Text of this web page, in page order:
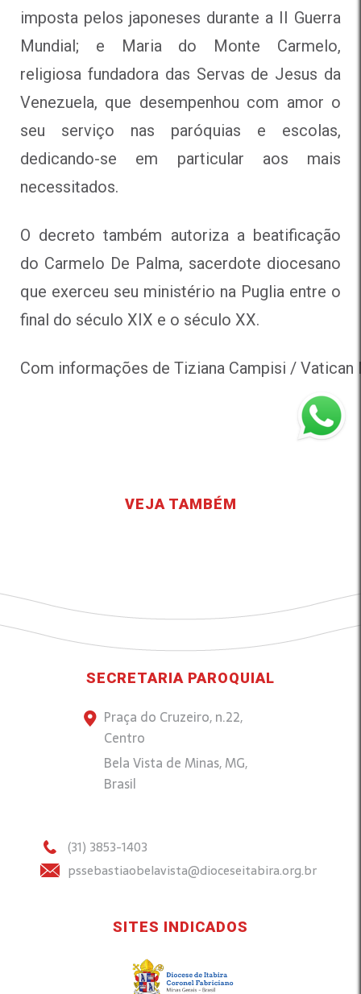
imposta pelos japoneses durante a II Guerra
Mundial; e Maria do Monte Carmelo,
religiosa fundadora das Servas de Jesus da
Venezuela, que desempenhou com amor o
seu serviço nas paróquias e escolas,
dedicando-se em particular aos mais
necessitados.
O decreto também autoriza a beatificação
do Carmelo De Palma, sacerdote diocesano
que exerceu seu ministério na Puglia entre o
final do século XIX e o século XX.
Com informações de Tiziana Campisi / Vatican
VEJA TAMBÉM
SECRETARIA PAROQUIAL
Praça do Cruzeiro, n.22,
Centro
Bela Vista de Minas, MG,
Brasil
(31) 3853-1403
pssebastiaobelavista@dioceseitabira.org.br
SITES INDICADOS